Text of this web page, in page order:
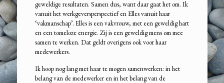
geweldige resultaten. Samen dus, want daar gaat het om. Ik
vanuit het werkgeversperspectief en Elles vanuit haar
‘vakmanschap’. Elles is een vakvrouw, met een geweldig hart
en een tomeloze energie. Zij is een geweldig mens om mee
samen te werken. Dat geldt overigens ook voor haar
medewerkers.
Ik hoop nog lang met haar te mogen samenwerken: in het
belang van de medewerker en in het belang van de